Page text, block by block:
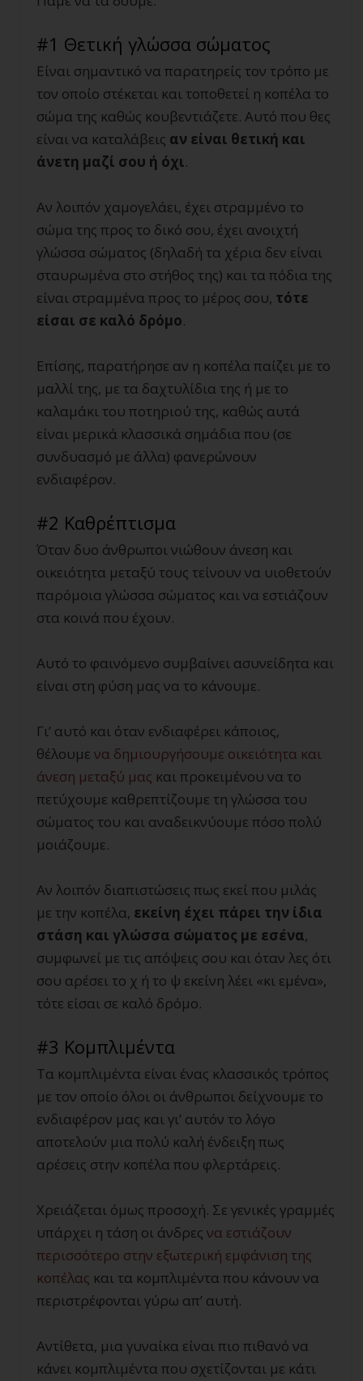
#1 Θετική γλώσσα σώματος
Είναι σημαντικό να παρατηρείς τον τρόπο με
τον οποίο στέκεται και τοποθετεί η κοπέλα το
σώμα της καθώς κουβεντιάζετε. Αυτό που θες
είναι να καταλάβεις αν είναι θετική και
άνετη μαζί σου ή όχι.
Αν λοιπόν χαμογελάει, έχει στραμμένο το
σώμα της προς το δικό σου, έχει ανοιχτή
γλώσσα σώματος (δηλαδή τα χέρια δεν είναι
σταυρωμένα στο στήθος της) και τα πόδια της
είναι στραμμένα προς το μέρος σου, τότε
είσαι σε καλό δρόμο.
Επίσης, παρατήρησε αν η κοπέλα παίζει με το
μαλλί της, με τα δαχτυλίδια της ή με το
καλαμάκι του ποτηριού της, καθώς αυτά
είναι μερικά κλασσικά σημάδια που (σε
συνδυασμό με άλλα) φανερώνουν
ενδιαφέρον.
#2 Καθρέπτισμα
Όταν δυο άνθρωποι νιώθουν άνεση και
οικειότητα μεταξύ τους τείνουν να υιοθετούν
παρόμοια γλώσσα σώματος και να εστιάζουν
στα κοινά που έχουν.
Αυτό το φαινόμενο συμβαίνει ασυνείδητα και
είναι στη φύση μας να το κάνουμε.
Γι’ αυτό και όταν ενδιαφέρει κάποιος,
θέλουμε να δημιουργήσουμε οικειότητα και
άνεση μεταξύ μας και προκειμένου να το
πετύχουμε καθρεπτίζουμε τη γλώσσα του
σώματος του και αναδεικνύουμε πόσο πολύ
μοιάζουμε.
Αν λοιπόν διαπιστώσεις πως εκεί που μιλάς
με την κοπέλα, εκείνη έχει πάρει την ίδια
στάση και γλώσσα σώματος με εσένα,
συμφωνεί με τις απόψεις σου και όταν λες ότι
σου αρέσει το χ ή το ψ εκείνη λέει «κι εμένα»,
τότε είσαι σε καλό δρόμο.
#3 Κομπλιμέντα
Τα κομπλιμέντα είναι ένας κλασσικός τρόπος
με τον οποίο όλοι οι άνθρωποι δείχνουμε το
ενδιαφέρον μας και γι’ αυτόν το λόγο
αποτελούν μια πολύ καλή ένδειξη πως
αρέσεις στην κοπέλα που φλερτάρεις.
Χρειάζεται όμως προσοχή. Σε γενικές γραμμές
υπάρχει η τάση οι άνδρες να εστιάζουν
περισσότερο στην εξωτερική εμφάνιση της
κοπέλας και τα κομπλιμέντα που κάνουν να
περιστρέφονται γύρω απ’ αυτή.
Αντίθετα, μια γυναίκα είναι πιο πιθανό να
κάνει κομπλιμέντα που σχετίζονται με κάτι